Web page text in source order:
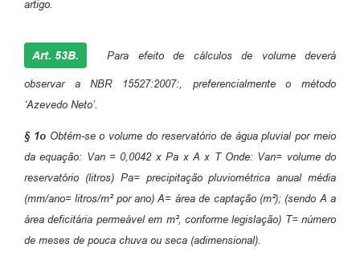
artigo.
Art. 53B. Para efeito de cálculos de volume deverá
observar a NBR
15527:2007:, preferencialmente o método
‘Azevedo Neto’.
§ 1oObtém-se o volume do reservatório de água pluvial por meio
daequação: Van = 0,0042 x Pa x A x T Onde: Van= volume do
reservatório (litros) Pa= precipitação pluviométrica anual média
(mm/ano= litros/m² por ano) A= área de captação (m²); (sendo A a
área deficitária permeável em m², conforme legislação) T= número
de meses de pouca chuva ou seca (adimensional).